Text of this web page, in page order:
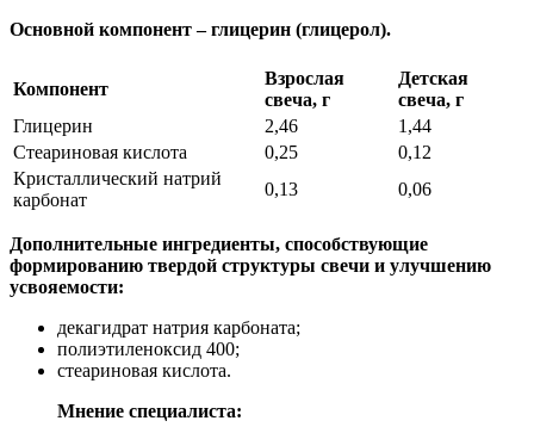
Основной компонент – глицерин (глицерол).
Компонент
Взрослая
свеча, г
Детская
свеча, г
Глицерин
2,46
1,44
Стеариновая кислота
0,25
0,12
Кристаллический натрий
карбонат
0,13 0,06
Дополнительные ингредиенты, способствующие
формированию твердой структуры свечи и улучшению
усвояемости:
декагидрат натрия карбоната;
полиэтиленоксид 400;
стеариновая кислота.
Мнение специалиста: